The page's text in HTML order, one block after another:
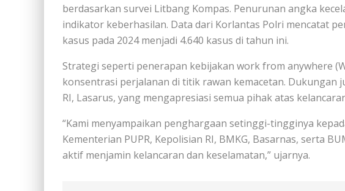
berdasarkan survei Litbang Kompas. Penurunan angka
indikator keberhasilan. Data dari Korlantas Polri mencatat
kasus pada 2024 menjadi 4.640 kasus di tahun ini.
Strategi seperti penerapan kebijakan work from anywhere
konsentrasi perjalanan di titik rawan kemacetan. Dukungan
RI, Lasarus, yang mengapresiasi semua pihak atas
“Kami menyampaikan penghargaan setinggi-tingginya
Kementerian PUPR, Kepolisian RI, BMKG, Basarnas, serta
aktif menjamin kelancaran dan keselamatan,” ujarnya.